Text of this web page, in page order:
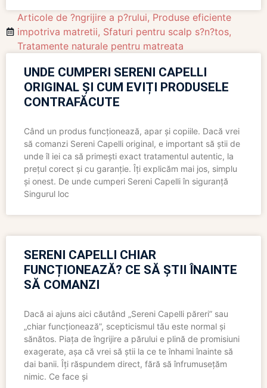
Articole de ?ngrijire a p?rului, Produse eficiente
impotriva matretii, Sfaturi pentru scalp s?n?tos,
Tratamente naturale pentru matreata
UNDE CUMPERI SERENI CAPELLI
ORIGINAL ȘI CUM EVIȚI PRODUSELE
CONTRAFĂCUTE
Când un produs funcționează, apar și copiile. Dacă vrei
să comanzi Sereni Capelli original, e important să știi de
unde îl iei ca să primești exact tratamentul autentic, la
prețul corect și cu garanție. Îți explicăm mai jos, simplu
și onest. De unde cumperi Sereni Capelli în siguranță
Singurul loc
SERENI CAPELLI CHIAR
FUNCȚIONEAZĂ? CE SĂ ȘTII ÎNAINTE
SĂ COMANZI
Dacă ai ajuns aici căutând „Sereni Capelli păreri” sau
„chiar funcționează”, scepticismul tău este normal și
sănătos. Piața de îngrijire a părului e plină de promisiuni
exagerate, așa că vrei să știi la ce te înhami înainte să
dai banii. Îți răspundem direct, fără să înfrumusețăm
nimic. Ce face și